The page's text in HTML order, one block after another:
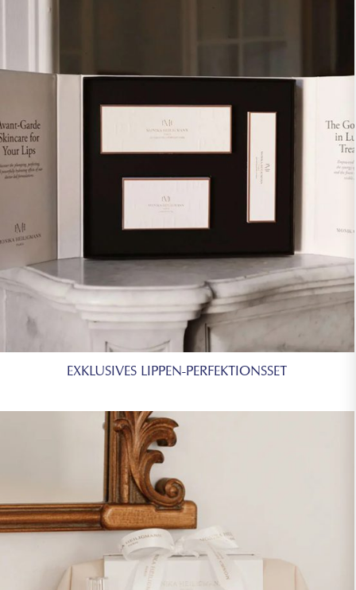
EXKLUSIVES LIPPEN-PERFEKTIONSSET